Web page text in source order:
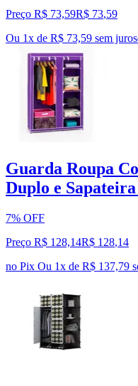
Preço R$ 73,59R$ 73,59
Ou 1x de R$ 73,59 sem juros
Guarda Roupa
Duplo e
7% OFF
Preço R$ 128,14R$ 128,14
no Pix Ou 1x de R$ 137,79